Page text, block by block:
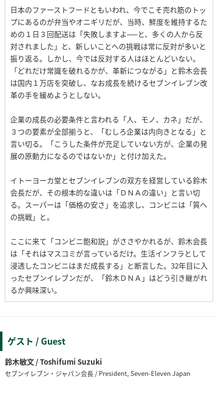
日本のファーストフードともいわれ、今でこそ売れ筋のトッ
プにあるのが弁当やオニギリだが、当時、鮮度を維持するた
めの１日３回配送は「失敗しますよ──と、多くの人から反
対されました」と、新しいことへの挑戦は常に反対が多いと
振り返る。しかし、今では反対する人はほとんどいない。
「どれだけ常識を破れるかが、革新につながる」と鈴木会長
は国内１万店を突破し、なお成長を続けるセブンイレブン改
革の手を緩めようとしない。
企業の成長の必要条件と言われる「人、モノ、カネ」だが、
３つの要素が全部揃うと、「むしろ企業は内向きとなる」と
言い切る。「こうした条件が充足していない方が、企業の発
展の原動力になるのではないか」と付け加えた。
イトーヨーカ堂とセブンイレブンの双方を経営している鈴木
会長だが、その根本的な違いは「ＤＮＡの違い」と言い切
る。スーパーは「価格の安さ」を追求し、コンビニは「質へ
の挑戦」と。
ここに来て「コンビニ飽和説」がささやかれるが、鈴木会長
は「それはマスコミが言っているだけ。生活インフラとして
浸透したコンビニはまだ成長する」と断言した。32年目に入
ったセブンイレブンだが、「鈴木ＤＮＡ」はどう引き継がれ
るか興味深い。
ゲスト / Guest
鈴木敏文 / Toshifumi Suzuki
セブンイレブン・ジャパン会長 / President, Seven-Eleven Japan